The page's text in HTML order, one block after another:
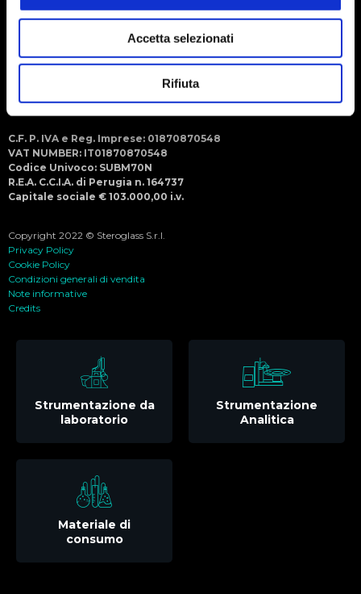
Accetta selezionati
Rifiuta
+39 075 609091 (r.a.)
C.F. P. IVA e Reg. Imprese: 01870870548
VAT NUMBER: IT01870870548
Codice Univoco: SUBM70N
R.E.A. C.C.I.A. di Perugia n. 164737
Capitale sociale € 103.000,00 i.v.
Copyright 2022 © Steroglass S.r.l.
Privacy Policy
Cookie Policy
Condizioni generali di vendita
Note informative
Credits
Strumentazione da
laboratorio
Strumentazione
Analitica
Materiale di
consumo